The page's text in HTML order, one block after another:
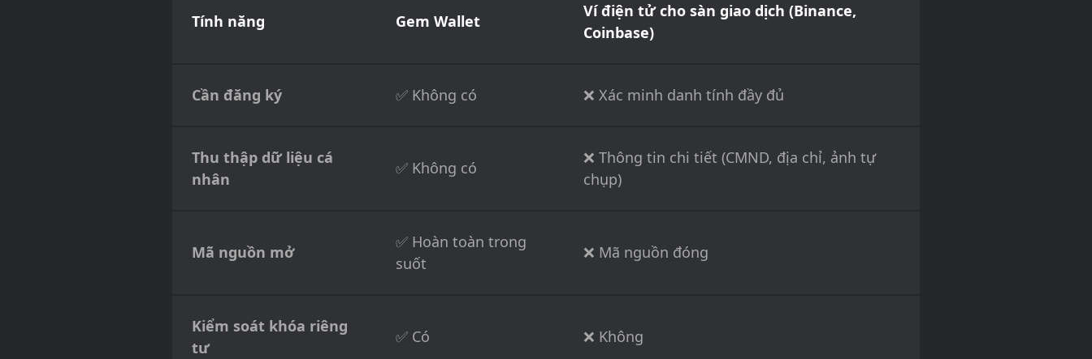
Tính năng Gem Wallet
Ví điện tử cho sàn giao dịch (Binance,
Coinbase)
Cần đăng ký ✅ Không có ❌ Xác minh danh tính đầy đủ
Thu thập dữ liệu cá
nhân
✅ Không có
❌ Thông tin chi tiết (CMND, địa chỉ, ảnh tự
chụp)
Mã nguồn mở
✅ Hoàn toàn trong
suốt
❌ Mã nguồn đóng
Kiểm soát khóa riêng
tư
✅ Có ❌ Không